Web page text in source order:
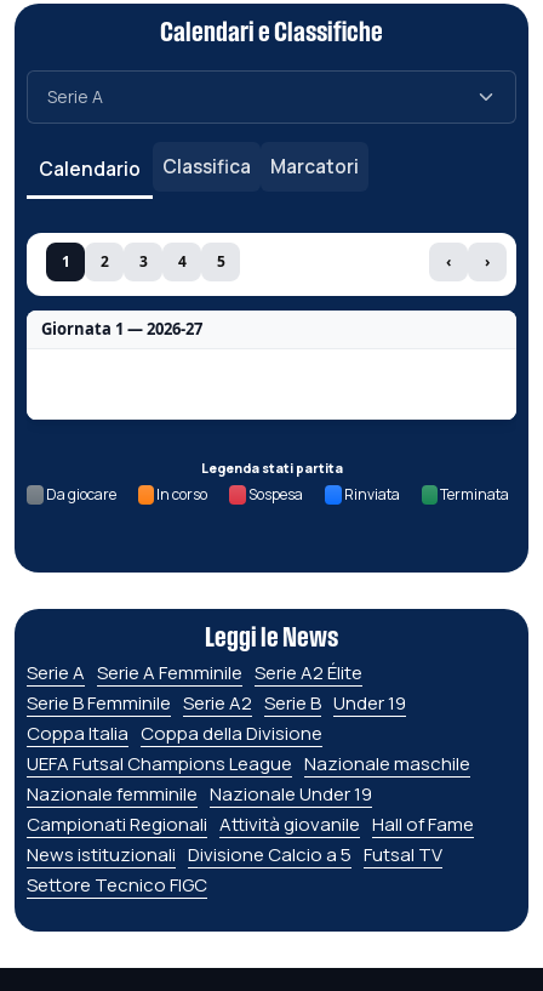
Calendari e Classifiche
Calendario Classifica Marcatori
1 2 3 4 5 ‹ ›
Giornata 1 — 2026-27
Legenda stati partita
Da giocare In corso Sospesa Rinviata Terminata
Leggi le News
Serie A Serie A Femminile Serie A2 Élite
Serie B Femminile Serie A2 Serie B Under 19
Coppa Italia Coppa della Divisione
UEFA Futsal Champions League Nazionale maschile
Nazionale femminile Nazionale Under 19
Campionati Regionali Attività giovanile Hall of Fame
News istituzionali Divisione Calcio a 5 Futsal TV
Settore Tecnico FIGC